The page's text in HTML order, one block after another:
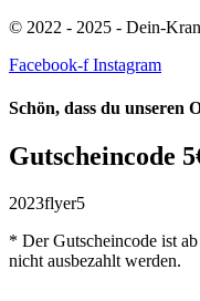
© 2022 - 2025 - Dein-
Facebook-f Instagram
Schön, dass du unseren
Gutscheincode
2023flyer5
* Der Gutscheincode ist
nicht ausbezahlt werden.